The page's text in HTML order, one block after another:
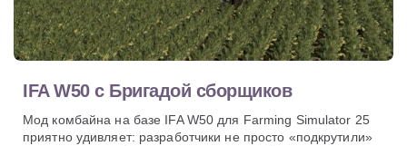
IFA W50 с Бригадой сборщиков
Мод комбайна на базе IFA W50 для Farming Simulator 25
приятно удивляет: разработчики не просто «подкрутили»